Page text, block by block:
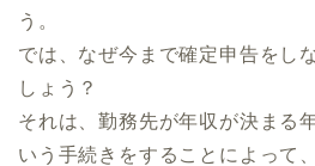
う。
では、なぜ今まで確定申告をし
しょう？
それは、勤務先が年収が決まる
いう手続きをすることによって